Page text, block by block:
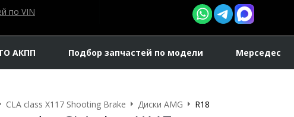
по VIN
АКПП Подбор запчастей по модели Мерседес
CLA class X117 Shooting Brake Диски AMG R18